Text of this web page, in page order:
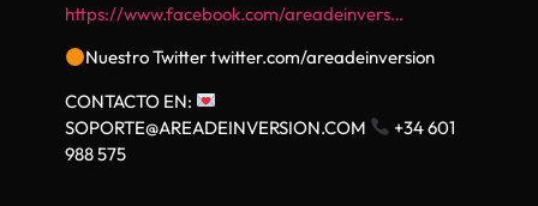
https://www.facebook.com/areadeinvers…
Nuestro Twitter twitter.com/areadeinversion
CONTACTO EN:
SOPORTE@AREADEINVERSION.COM
+34 601
988 575